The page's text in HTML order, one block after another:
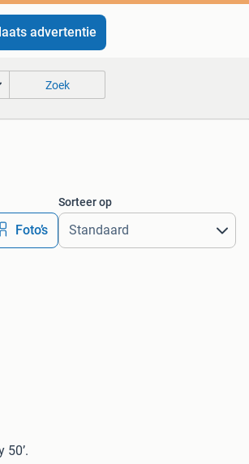
advertentie
Zoek
Foto’s
Sorteer op
50’.